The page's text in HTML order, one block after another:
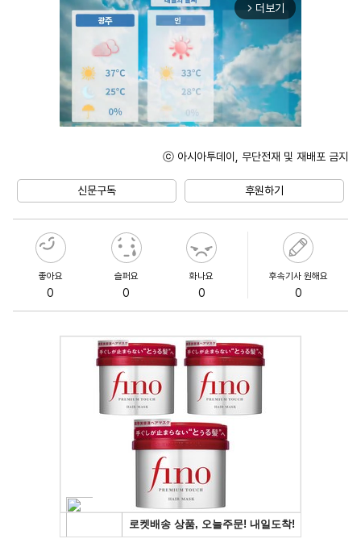
arrow_forward_ios 더보기
ⓒ 아시아투데이, 무단전재 및 재배포 금지
신문구독 후원하기
좋아요
0
슬퍼요
0
화나요
0
후속기사 원해요
0